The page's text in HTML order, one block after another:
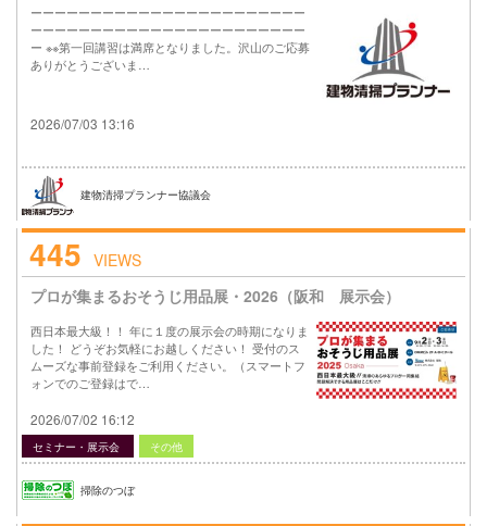
ーーーーーーーーーーーーーーーーーーーーーーー
ーーーーーーーーーーーーーーーーーーーーーーー
ー ※※第一回講習は満席となりました。沢山のご応募
ありがとうございま…
2026/07/03 13:16
建物清掃プランナー協議会
445 VIEWS
プロが集まるおそうじ用品展・2026（阪和 展示会）
西日本最大級！！ 年に１度の展示会の時期になりま
した！ どうぞお気軽にお越しください！ 受付のス
ムーズな事前登録をご利用ください。（スマートフ
ォンでのご登録はで…
2026/07/02 16:12
セミナー・展示会 その他
掃除のつぼ